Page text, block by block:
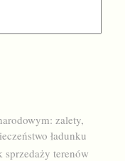
zalety,
ładunku
sprzedaży terenów